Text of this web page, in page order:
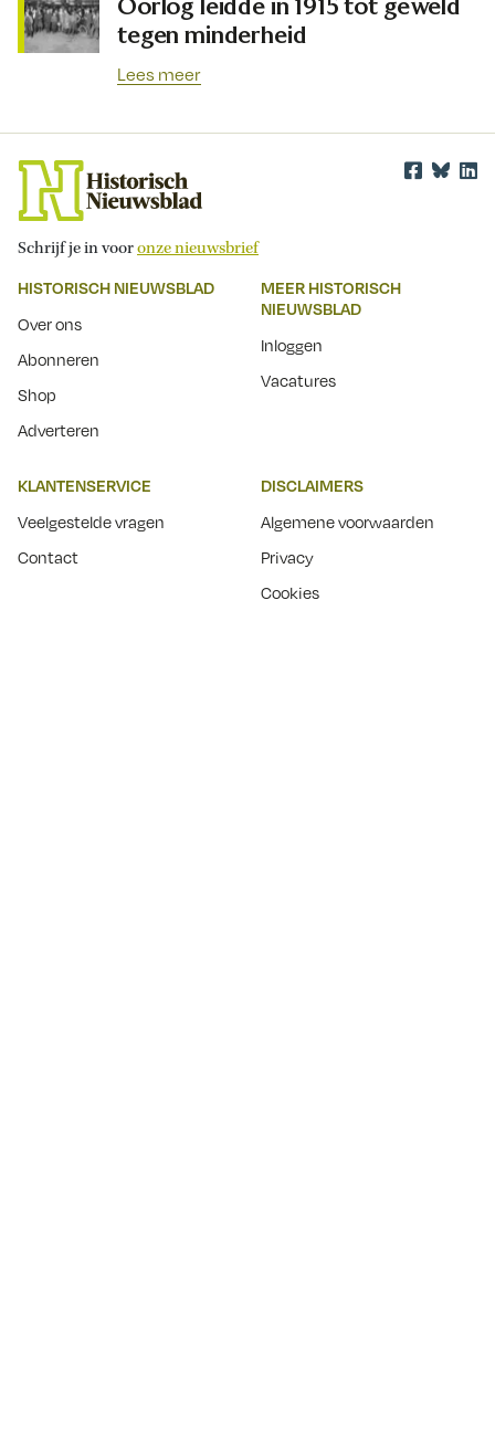
tegen minderheid
Lees meer
Schrijf je in vooronze nieuwsbrief
HISTORISCH NIEUWSBLAD
Over ons
Abonneren
Shop
Adverteren
MEER HISTORISCH
NIEUWSBLAD
Inloggen
Vacatures
KLANTENSERVICE
Veelgestelde vragen
Contact
DISCLAIMERS
Algemene voorwaarden
Privacy
Cookies